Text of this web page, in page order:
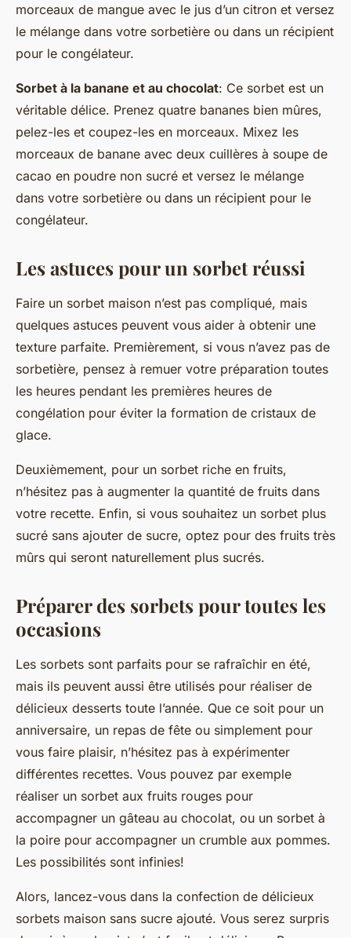
morceaux de mangue avec le jus d’un citron et versez
le mélange dans votre sorbetière ou dans un récipient
pour le congélateur.
Sorbet à la banane et au chocolat: Ce sorbet est un
véritable délice. Prenez quatre bananes bien mûres,
pelez-les et coupez-les en morceaux. Mixez les
morceaux de banane avec deux cuillères à soupe de
cacao en poudre non sucré et versez le mélange
dans votre sorbetière ou dans un récipient pour le
congélateur.
Les astuces pour un sorbet réussi
Faire un sorbet maison n’est pas compliqué, mais
quelques astuces peuvent vous aider à obtenir une
texture parfaite. Premièrement, si vous n’avez pas de
sorbetière, pensez à remuer votre préparation toutes
les heures pendant les premières heures de
congélation pour éviter la formation de cristaux de
glace.
Deuxièmement, pour un sorbet riche en fruits,
n’hésitez pas à augmenter la quantité de fruits dans
votre recette. Enfin, si vous souhaitez un sorbet plus
sucré sans ajouter de sucre, optez pour des fruits très
mûrs qui seront naturellement plus sucrés.
Préparer des sorbets pour toutes les
occasions
Les sorbets sont parfaits pour se rafraîchir en été,
mais ils peuvent aussi être utilisés pour réaliser de
délicieux desserts toute l’année. Que ce soit pour un
anniversaire, un repas de fête ou simplement pour
vous faire plaisir, n’hésitez pas à expérimenter
différentes recettes. Vous pouvez par exemple
réaliser un sorbet aux fruits rouges pour
accompagner un gâteau au chocolat, ou un sorbet à
la poire pour accompagner un crumble aux pommes.
Les possibilités sont infinies!
Alors, lancez-vous dans la confection de délicieux
sorbets maison sans sucre ajouté. Vous serez surpris